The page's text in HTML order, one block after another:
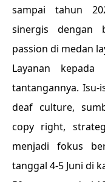
sampai tahun
sinergis dengan
passion di medan
Layanan
tantangannya. Isu-
deaf culture,
copy right,
menjadi fokus
tanggal 4-5 Juni di